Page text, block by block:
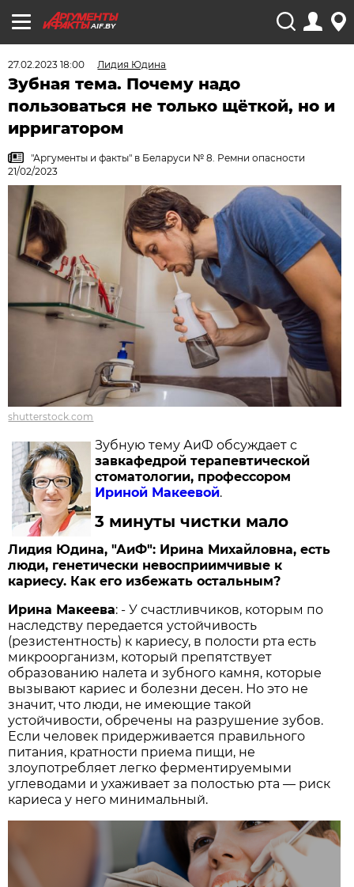
AIF.BY
27.02.2023 18:00 Лидия Юдина
Зубная тема. Почему надо
пользоваться не только щёткой, но и
ирригатором
"Аргументы и факты" в Беларуси № 8. Ремни опасности
21/02/2023
shutterstock.com
Зубную тему АиФ обсуждает с
завкафедрой терапевтической
стоматологии, профессором
Ириной Макеевой.
3 минуты чистки мало
Лидия Юдина, "АиФ": Ирина Михайловна, есть
люди, генетически невосприимчивые к
кариесу. Как его избежать остальным?
Ирина Макеева: - У счастливчиков, которым по
наследству передается устойчивость
(резистентность) к кариесу, в полости рта есть
микроорганизм, который препятствует
образованию налета и зубного камня, которые
вызывают кариес и болезни десен. Но это не
значит, что люди, не имеющие такой
устойчивости, обречены на разрушение зубов.
Если человек придерживается правильного
питания, кратности приема пищи, не
злоупотребляет легко ферментируемыми
углеводами и ухаживает за полостью рта — риск
кариеса у него минимальный.